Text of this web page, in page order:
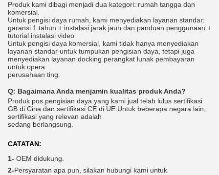
Produk kami dibagi menjadi dua kategori: rumah tangga dan
komersial.
Untuk pengisi daya rumah, kami menyediakan layanan standar:
garansi 1 tahun + instalasi jarak jauh dan panduan penggunaan +
tutorial instalasi video
Untuk pengisi daya komersial, kami tidak hanya menyediakan
layanan standar untuk tumpukan pengisian daya, tetapi juga
menyediakan layanan docking perangkat lunak pembayaran
untuk opera
perusahaan ting.
Q: Bagaimana Anda menjamin kualitas produk Anda?
Produk pos pengisian daya yang kami jual telah lulus sertifikasi
GB di Cina dan sertifikasi CE di UE.Untuk beberapa negara lain,
sertifikasi yang relevan adalah
sedang berlangsung.
CATATAN:
1- OEM didukung.
2-Persyaratan apa pun, silakan hubungi kami untuk